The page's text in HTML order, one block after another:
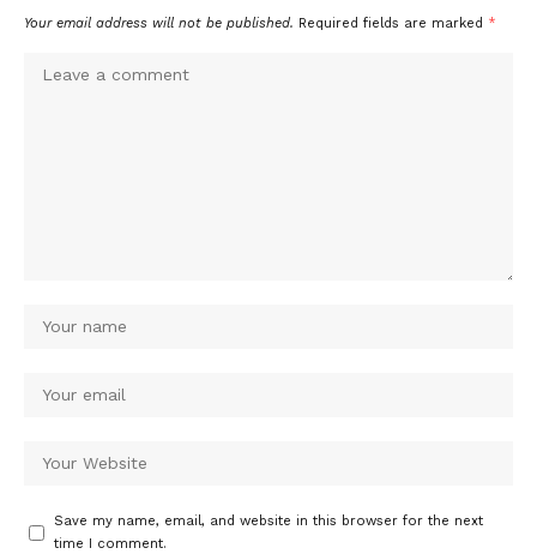
Your email address will not be published. Required fields are marked *
Save my name, email, and website in this browser for the next
time I comment.